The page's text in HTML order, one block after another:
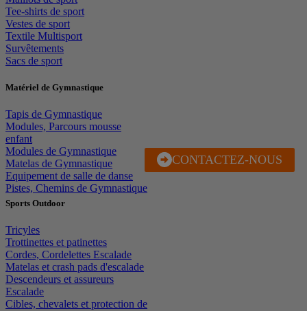
J'EN PROFITE
CONTACTEZ-NOUS
Tee-shirts de sport
Vestes de sport
Textile Multisport
Survêtements
Sacs de sport
Matériel de Gymnastique
Tapis de Gymnastique
Modules, Parcours mousse
enfant
Modules de Gymnastique
Matelas de Gymnastique
Equipement de salle de danse
Pistes, Chemins de Gymnastique
Sports Outdoor
Tricyles
Trottinettes et patinettes
Cordes, Cordelettes Escalade
Matelas et crash pads d'escalade
Descendeurs et assureurs
Escalade
Cibles, chevalets et protection de